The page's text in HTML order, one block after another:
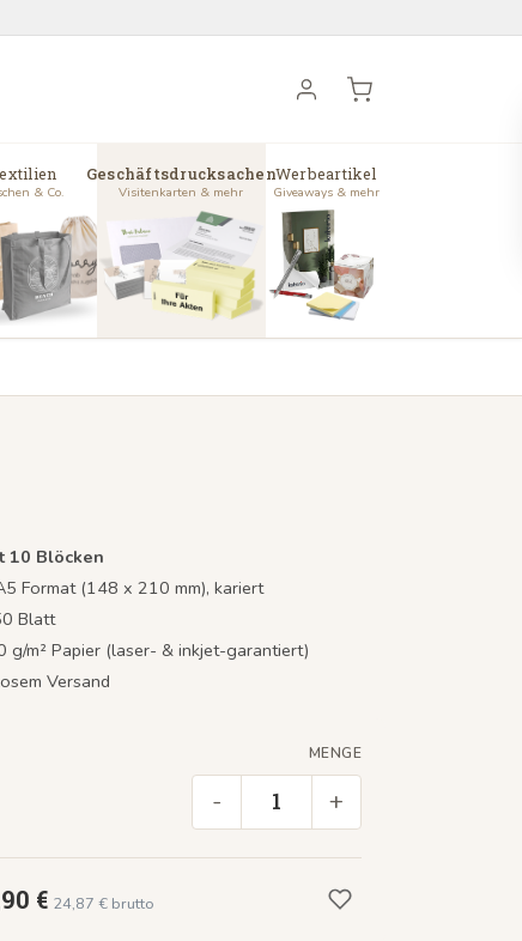
& Co.
Geschäftsdrucksachen
Visitenkarten & mehr
Werbeartikel
Giveaways & mehr
10 Blöcken
Format (148 x 210 mm), kariert
Blatt
g/m² Papier (laser- & inkjet-garantiert)
Versand
MENGE
- +
€ 24,87 € brutto